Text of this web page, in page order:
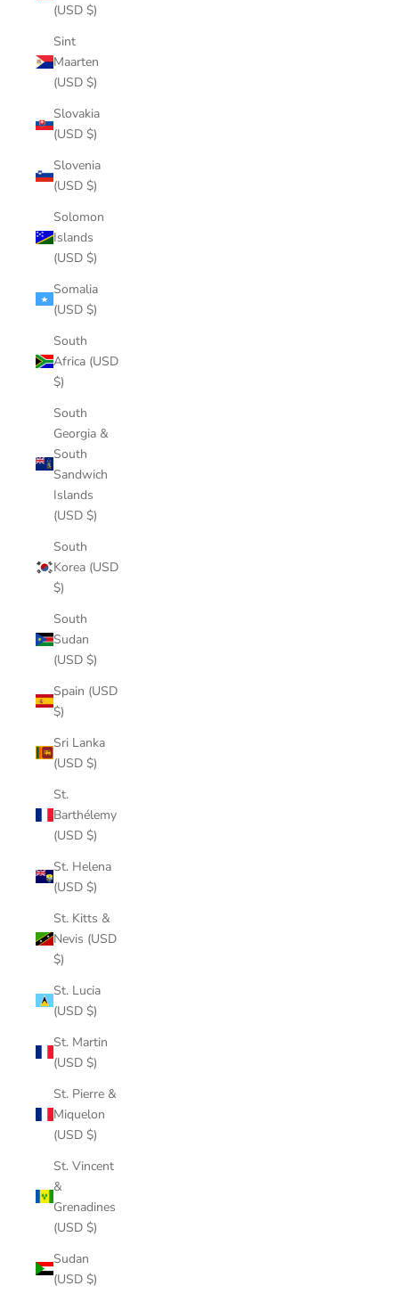
(USD $)
Sint
Maarten
(USD $)
Slovakia
(USD $)
Slovenia
(USD $)
Solomon
Islands
(USD $)
Somalia
(USD $)
South
Africa (USD
$)
South
Georgia &
South
Sandwich
Islands
(USD $)
South
Korea (USD
$)
South
Sudan
(USD $)
Spain (USD
$)
Sri Lanka
(USD $)
St.
Barthélemy
(USD $)
St. Helena
(USD $)
St. Kitts &
Nevis (USD
$)
St. Lucia
(USD $)
St. Martin
(USD $)
St. Pierre &
Miquelon
(USD $)
St. Vincent
&
Grenadines
(USD $)
Sudan
(USD $)